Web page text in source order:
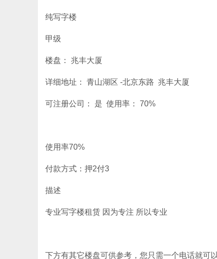
纯写字楼
甲级
楼盘： 兆丰大厦
详细地址： 青山湖区 -北京东路 兆丰大厦
可注册公司： 是 使用率： 70%
使用率70%
付款方式：押2付3
描述
专业写字楼租赁 因为专注 所以专业
下方有其它楼盘可供参考，您只需一个电话就可